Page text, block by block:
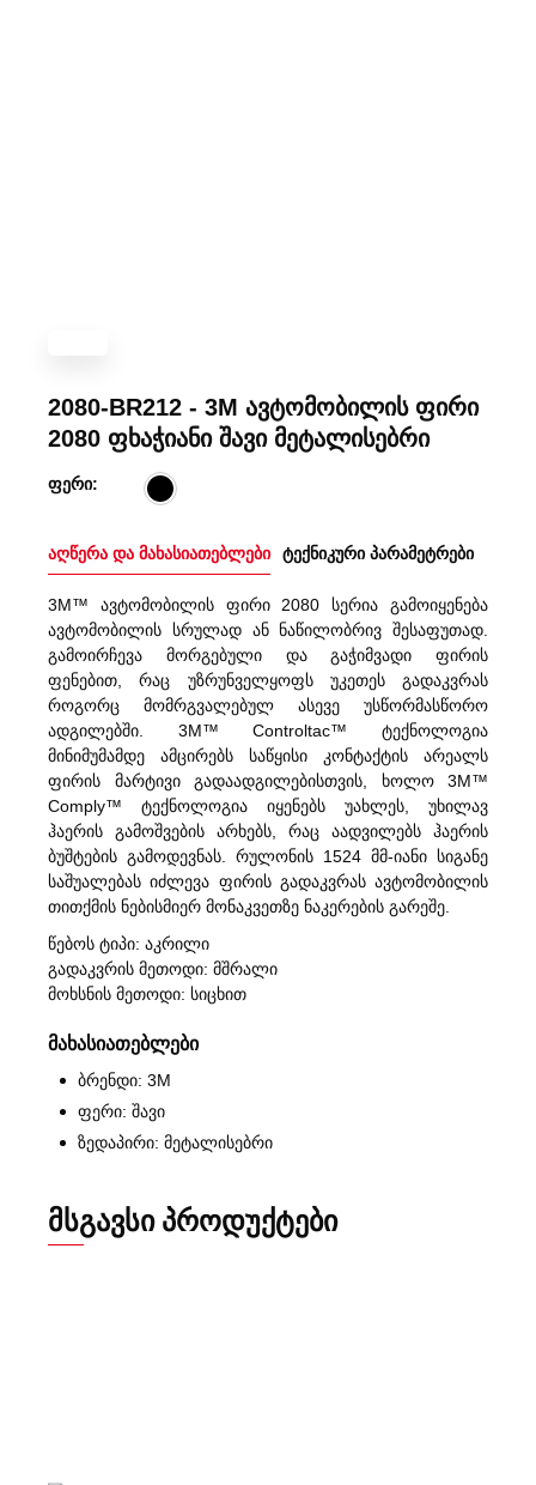
2080-BR212 - 3M ავტომობილის ფირი
2080 ფხაჭიანი შავი მეტალისებრი
ფერი:
აღწერა და მახასიათებლები ტექნიკური პარამეტრები
3M™ ავტომობილის ფირი 2080 სერია გამოიყენება
ავტომობილის სრულად ან ნაწილობრივ შესაფუთად.
გამოირჩევა მორგებული და გაჭიმვადი ფირის
ფენებით, რაც უზრუნველყოფს უკეთეს გადაკვრას
როგორც მომრგვალებულ ასევე უსწორმასწორო
ადგილებში. 3M™ Controltac™ ტექნოლოგია
მინიმუმამდე ამცირებს საწყისი კონტაქტის არეალს
ფირის მარტივი გადაადგილებისთვის, ხოლო 3M™
Comply™ ტექნოლოგია იყენებს უახლეს, უხილავ
ჰაერის გამოშვების არხებს, რაც აადვილებს ჰაერის
ბუშტების გამოდევნას. რულონის 1524 მმ-იანი სიგანე
საშუალებას იძლევა ფირის გადაკვრას ავტომობილის
თითქმის ნებისმიერ მონაკვეთზე ნაკერების გარეშე.
წებოს ტიპი: აკრილი
გადაკვრის მეთოდი: მშრალი
მოხსნის მეთოდი: სიცხით
მახასიათებლები
ბრენდი: 3M
ფერი: შავი
ზედაპირი: მეტალისებრი
ᲛᲡᲒᲐᲕᲡᲘ ᲞᲠᲝᲓᲣᲥᲢᲔᲑᲘ